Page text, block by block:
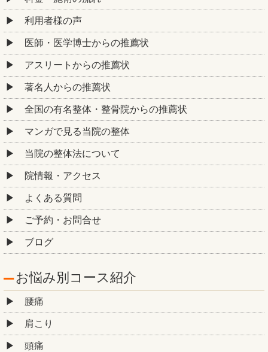
利用者様の声
医師・医学博士からの推薦状
アスリートからの推薦状
著名人からの推薦状
全国の有名整体・整骨院からの推薦状
マンガで見る当院の整体
当院の整体法について
院情報・アクセス
よくある質問
ご予約・お問合せ
ブログ
お悩み別コース紹介
腰痛
肩こり
頭痛